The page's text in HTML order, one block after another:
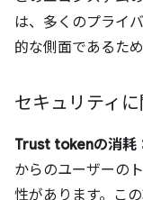
は、多くのプライ
的な側面であるた
セキュリティ
Trust tokenの消耗
からのユーザーの
性があります。こ